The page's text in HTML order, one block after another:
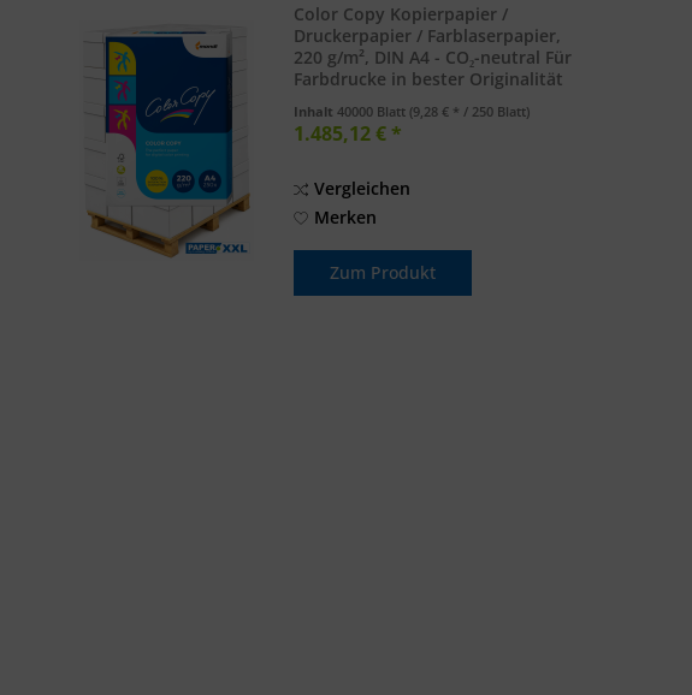
Color Copy Kopierpapier /
Druckerpapier / Farblaserpapier,
220 g/m², DIN A4 - CO₂-neutral Für
Farbdrucke in bester Originalität
und Inkjetdrucker. DIN A4, 220 g/m².
Palette = 40.000 Blatt. hohe
Inhalt 40000 Blatt (9,28 € * / 250 Blatt)
1.485,12 € *
Vergleichen
Merken
Zum Produkt